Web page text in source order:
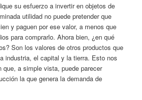
su esfuerzo a invertir en objetos de
utilidad no puede pretender que
y paguen por ese valor, a menos que
para comprarlo. Ahora bien, ¿en qué
Son los valores de otros productos que
industria, el capital y la tierra. Esto nos
que, a simple vista, puede parecer
la que genera la demanda de